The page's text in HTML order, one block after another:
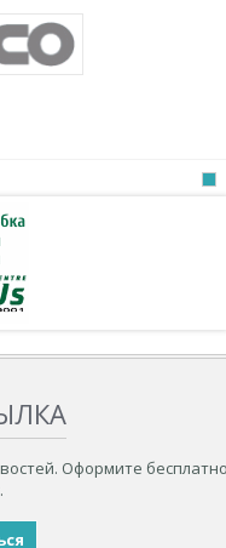
Оформите